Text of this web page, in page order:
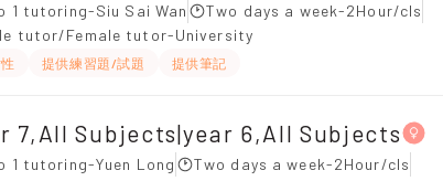
1 tutoring-Siu Sai Wan
Two days a week-2Hour/cls
tutor/Female tutor-University
提供練習題/試題 提供筆記
7,All Subjects|year 6,All Subjects
1 tutoring-Yuen Long
Two days a week-2Hour/cls